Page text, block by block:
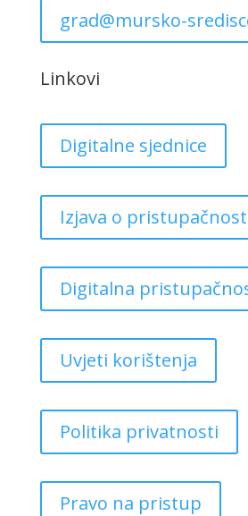
grad@mursko-
Linkovi
Digitalne sjednice
Izjava o
Digitalna
Uvjeti korištenja
Politika privatnosti
Pravo na pristup